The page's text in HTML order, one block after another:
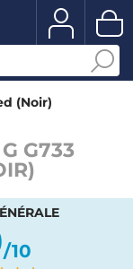
(Noir)
G733
/10